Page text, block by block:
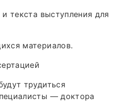
текста выступления для
материалов.
трудиться
— доктора